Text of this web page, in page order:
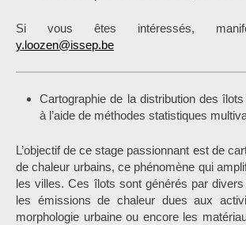
Si vous êtes intéressés,
y.loozen@issep.be
Cartographie de la distribution des
à l’aide de méthodes statistiques
L’objectif de ce stage passionnant est de
de chaleur urbains, ce phénomène qui
les villes. Ces îlots sont générés par
les émissions de chaleur dues aux
morphologie urbaine ou encore les